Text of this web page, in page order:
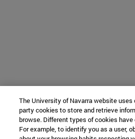
The University of Navarra website uses
party cookies to store and retrieve
browse. Different types of cookies
For example, to identify you as a user,